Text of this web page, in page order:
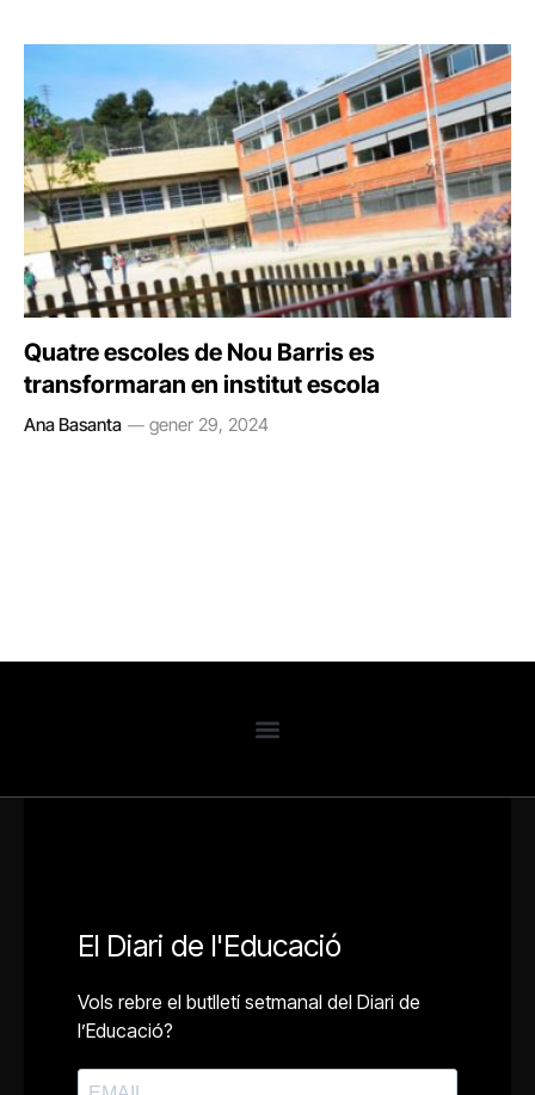
Quatre escoles de Nou Barris es
transformaran en institut escola
Ana Basanta gener 29, 2024